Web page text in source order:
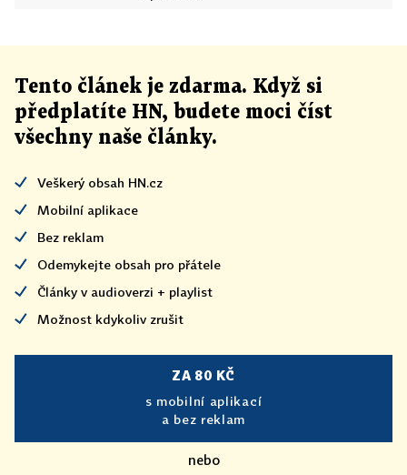
Tento článek je zdarma. Když si
předplatíte HN, budete moci číst
všechny naše články.
Veškerý obsah HN.cz
Mobilní aplikace
Bez reklam
Odemykejte obsah pro přátele
Články v audioverzi + playlist
Možnost kdykoliv zrušit
ZA 80 KČ
s mobilní aplikací
a bez reklam
nebo